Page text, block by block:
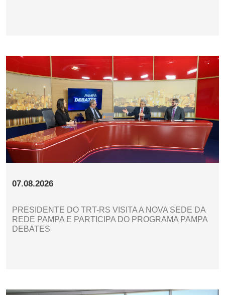
07.08.2026
PRESIDENTE DO TRT-RS VISITA A NOVA SEDE DA
REDE PAMPA E PARTICIPA DO PROGRAMA PAMPA
DEBATES